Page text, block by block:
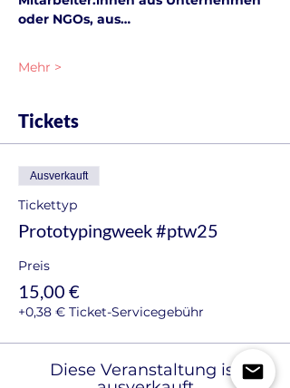
oder NGOs, aus…
Mehr >
Tickets
Ausverkauft
Tickettyp
Prototypingweek #ptw25
Preis
15,00 €
+0,38 € Ticket-Servicegebühr
Diese Veranstaltung ist